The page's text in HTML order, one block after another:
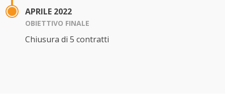
APRILE 2022
OBIETTIVO FINALE
Chiusura di 5 contratti